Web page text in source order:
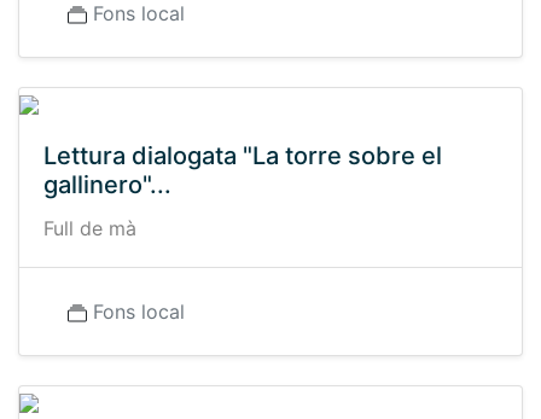
Fons local
Lettura dialogata "La torre sobre el
gallinero"...
Full de mà
Fons local